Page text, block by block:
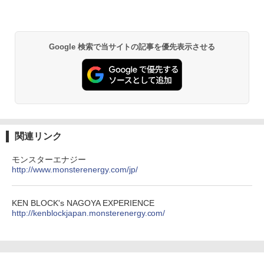
Google 検索で当サイトの記事を優先表示させる
関連リンク
モンスターエナジー
http://www.monsterenergy.com/jp/
KEN BLOCK's NAGOYA EXPERIENCE
http://kenblockjapan.monsterenergy.com/